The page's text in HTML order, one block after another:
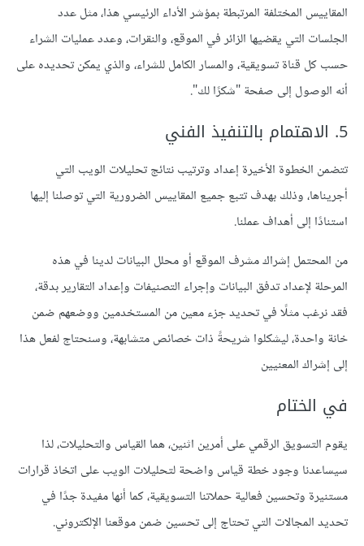
المقاييس المختلفة المرتبطة بمؤشر الأداء الرئيسي هذا، مثل عدد
الجلسات التي يقضيها الزائر في الموقع، والنقرات، وعدد عمليات الشراء
حسب كل قناة تسويقية، والمسار الكامل للشراء، والذي يمكن تحديده على
أنه الوصول إلى صفحة "شكرًا لك".
5. الاهتمام بالتنفيذ الفني
تتضمن الخطوة الأخيرة إعداد وترتيب نتائج تحليلات الويب التي
أجريناها، وذلك بهدف تتبع جميع المقاييس الضرورية التي توصلنا إليها
استنادًا إلى أهداف عملنا.
من المحتمل إشراك مشرف الموقع أو محلل البيانات لدينا في هذه
المرحلة لإعداد تدفق البيانات وإجراء التصنيفات وإعداد التقارير بدقة،
فقد نرغب مثلًا في تحديد جزء معين من المستخدمين ووضعهم ضمن
خانة واحدة، ليشكلوا شريحةً ذات خصائص متشابهة، وسنحتاج لفعل هذا
إلى إشراك المعنيين
في الختام
يقوم التسويق الرقمي على أمرين اثنين، هما القياس والتحليلات، لذا
سيساعدنا وجود خطة قياس واضحة لتحليلات الويب على اتخاذ قرارات
مستنيرة وتحسين فعالية حملاتنا التسويقية، كما أنها مفيدة جدًا في
تحديد المجالات التي تحتاج إلى تحسين ضمن موقعنا الإلكتروني.